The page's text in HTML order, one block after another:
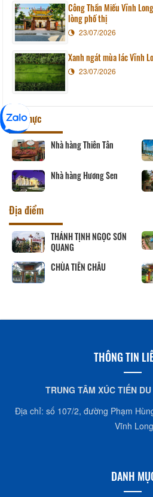
Công Thần Miếu Vĩnh
lòng phố thị
23/07/2026
Xanh ngát mùa lác Vĩnh
23/07/2026
Ẩm thực
Nhà hàng Thiên Tân
Nhà hàng Hương Sen
Địa điểm
THÁNH TỊNH NGỌC SƠN
QUANG
CHÙA TIÊN CHÂU
THÔNG TIN
TRUNG TÂM XÚC TIẾN
Địa chỉ: số 107/2, đường Phạm
Vĩnh Long
DANH